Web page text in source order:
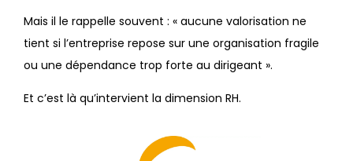
Mais il le rappelle souvent : « aucune valorisation ne
tient si l’entreprise repose sur une organisation fragile
ou une dépendance trop forte au dirigeant ».
Et c’est là qu’intervient la dimension RH.